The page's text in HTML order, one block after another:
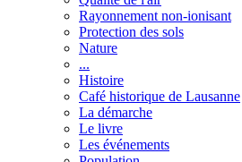
Rayonnement non-ionisant
Protection des sols
Nature
...
Histoire
Café historique de Lausanne
La démarche
Le livre
Les événements